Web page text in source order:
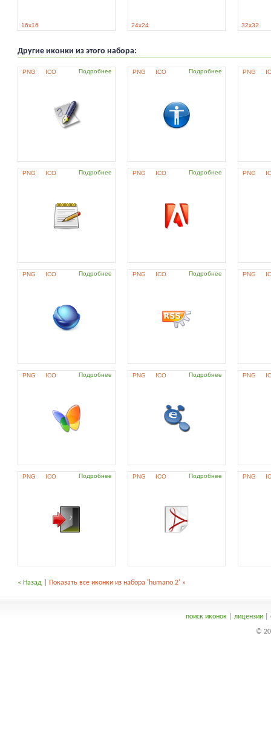
16x16 24x24 32x32
Другие иконки из этого набора:
PNG ICO Подробнее PNG ICO Подробнее PNG
PNG ICO Подробнее PNG ICO Подробнее PNG
PNG ICO Подробнее PNG ICO Подробнее PNG
PNG ICO Подробнее PNG ICO Подробнее PNG
PNG ICO Подробнее PNG ICO Подробнее PNG
« Назад Показать все иконки из набора 'humano 2' »
поиск иконок| лицензии|
©